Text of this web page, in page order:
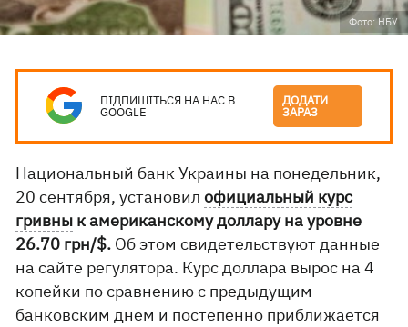
Фото: НБУ
ПІДПИШІТЬСЯ НА НАС В
GOOGLE
ДОДАТИ
ЗАРАЗ
Национальный банк Украины на понедельник,
20 сентября, установилофициальный курс
гривны к американскому доллару на уровне
26.70 грн/$. Об этом свидетельствуют данные
на сайте регулятора. Курс доллара вырос на 4
копейки по сравнению с предыдущим
банковским днем и постепенно приближается